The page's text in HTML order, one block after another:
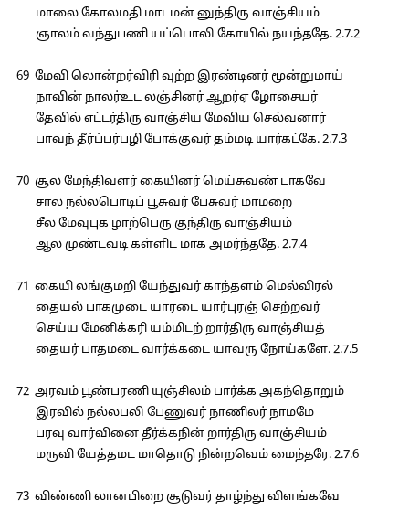
மாலை கோலமதி மாடமன் னுந்திரு வாஞ்சியம்
ஞாலம் வந்துபணி யப்பொலி கோயில் நயந்ததே. 2.7.2
69 மேவி லொன்றர்விரி வுற்ற இரண்டினர் மூன்றுமாய்
நாவின் நாலர்உட லஞ்சினர் ஆறர்ஏ ழோசையர்
தேவில் எட்டர்திரு வாஞ்சிய மேவிய செல்வனார்
பாவந் தீர்ப்பர்பழி போக்குவர் தம்மடி யார்கட்கே. 2.7.3
70 சூல மேந்திவளர் கையினர் மெய்சுவண் டாகவே
சால நல்லபொடிப் பூசுவர் பேசுவர் மாமறை
சீல மேவுபுக ழாற்பெரு குந்திரு வாஞ்சியம்
ஆல முண்டவடி கள்ளிட மாக அமர்ந்ததே. 2.7.4
71 கையி லங்குமறி யேந்துவர் காந்தளம் மெல்விரல்
தையல் பாகமுடை யாரடை யார்புரஞ் செற்றவர்
செய்ய மேனிக்கரி யம்மிடற் றார்திரு வாஞ்சியத்
தையர் பாதமடை வார்க்கடை யாவரு நோய்களே. 2.7.5
72 அரவம் பூண்பரணி யுஞ்சிலம் பார்க்க அகந்தொறும்
இரவில் நல்லபலி பேணுவர் நாணிலர் நாமமே
பரவு வார்வினை தீர்க்கநின் றார்திரு வாஞ்சியம்
மருவி யேத்தமட மாதொடு நின்றவெம் மைந்தரே. 2.7.6
73 விண்ணி லானபிறை சூடுவர் தாழ்ந்து விளங்கவே